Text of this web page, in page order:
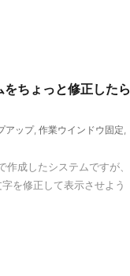
ちょっと修正したら
アップ, 作業ウインドウ固定,
成したシステムですが、
を修正して表示させよう